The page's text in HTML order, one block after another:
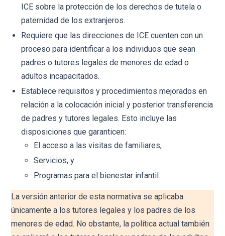
ICE sobre la protección de los derechos de tutela o
paternidad de los extranjeros.
Requiere que las direcciones de ICE cuenten con un
proceso para identificar a los individuos que sean
padres o tutores legales de menores de edad o
adultos incapacitados.
Establece requisitos y procedimientos mejorados en
relación a la colocación inicial y posterior transferencia
de padres y tutores legales. Esto incluye las
disposiciones que garanticen:
El acceso a las visitas de familiares,
Servicios, y
Programas para el bienestar infantil.
La versión anterior de esta normativa se aplicaba
únicamente a los tutores legales y los padres de los
menores de edad. No obstante, la política actual también